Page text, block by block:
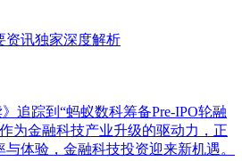
资讯独家深度解析
追踪到“蚂蚁数科筹备Pre-IPO轮融
为金融科技产业升级的驱动力，正
体验，金融科技投资迎来新机遇。